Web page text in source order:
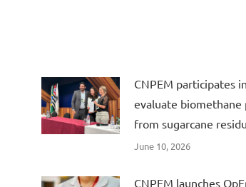
CNPEM participates
evaluate biomethane
from sugarcane
June 10, 2026
CNPEM launches